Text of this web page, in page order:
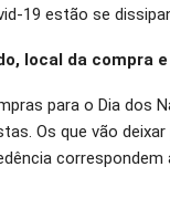
19 estão se
local da compra
para o Dia dos
Os que vão
correspondem